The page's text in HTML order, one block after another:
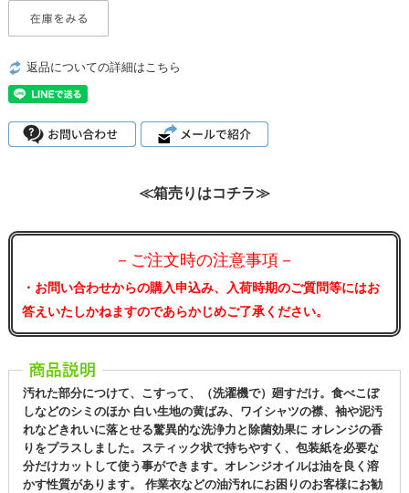
返品についての詳細はこちら
≪箱売りはコチラ≫
－ご注文時の注意事項－
・お問い合わせからの購入申込み、入荷時期のご質問等にはお
答えいたしかねますのであらかじめご了承ください。
汚れた部分につけて、こすって、（洗濯機で）廻すだけ。食べこぼ
しなどのシミのほか 白い生地の黄ばみ、ワイシャツの襟、袖や泥汚
れなどきれいに落とせる驚異的な洗浄力と除菌効果に オレンジの香
りをプラスしました。スティック状で持ちやすく、包装紙を必要な
分だけカットして使う事ができます。オレンジオイルは油を良く溶
かす性質があります。 作業衣などの油汚れにお困りのお客様にお勧